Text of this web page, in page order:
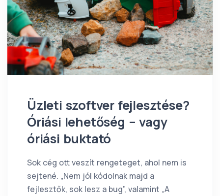
Üzleti szoftver fejlesztése?
Óriási lehetőség – vagy
óriási buktató
Sok cég ott veszít rengeteget, ahol nem is
sejtené. „Nem jól kódolnak majd a
fejlesztők, sok lesz a bug”, valamint „A